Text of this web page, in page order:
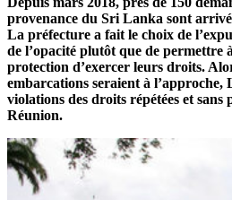
provenance du Sri Lanka sont
La préfecture a fait le choix de
de l’opacité plutôt que de permettre
protection d’exercer leurs droits.
embarcations seraient à l’approche,
violations des droits répétées et sans
Réunion.